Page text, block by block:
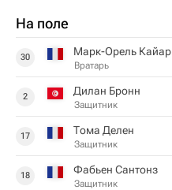
На поле
30 Марк-Орель Кайар
Вратарь
2 Дилан Бронн
Защитник
17 Тома Делен
Защитник
18 Фабьен Сантонз
Защитник